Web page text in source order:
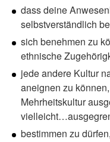
dass deine
selbstverständlich
sich benehmen zu
ethnische
jede andere Kultur
aneignen zu
Mehrheitskultur
bestimmen zu